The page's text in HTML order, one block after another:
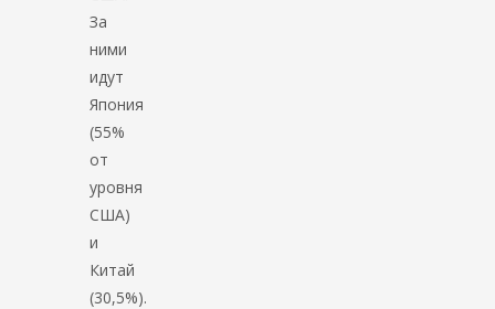
За
ними
идут
Япония
(55%
от
уровня
США)
и
Китай
(30,5%).